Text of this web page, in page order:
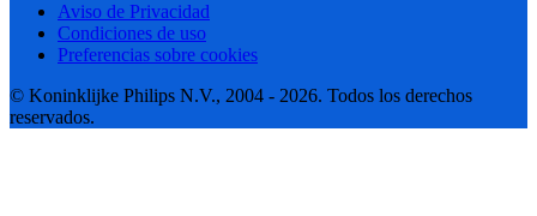
Aviso de Privacidad
Condiciones de uso
Preferencias sobre cookies
© Koninklijke Philips N.V., 2004 - 2026. Todos los derechos
reservados.